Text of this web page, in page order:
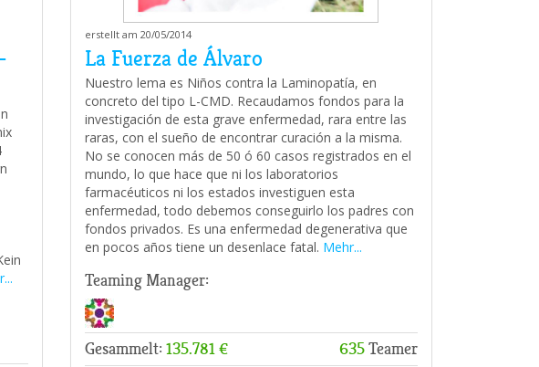
erstellt am 20/05/2014
La Fuerza de Álvaro
Nuestro lema es Niños contra la Laminopatía, en
concreto del tipo L-CMD. Recaudamos fondos para la
investigación de esta grave enfermedad, rara entre las
raras, con el sueño de encontrar curación a la misma.
No se conocen más de 50 ó 60 casos registrados en el
mundo, lo que hace que ni los laboratorios
farmacéuticos ni los estados investiguen esta
enfermedad, todo debemos conseguirlo los padres con
fondos privados. Es una enfermedad degenerativa que
en pocos años tiene un desenlace fatal. Mehr...
Teaming Manager:
Gesammelt: 135.781 € 635Teamer